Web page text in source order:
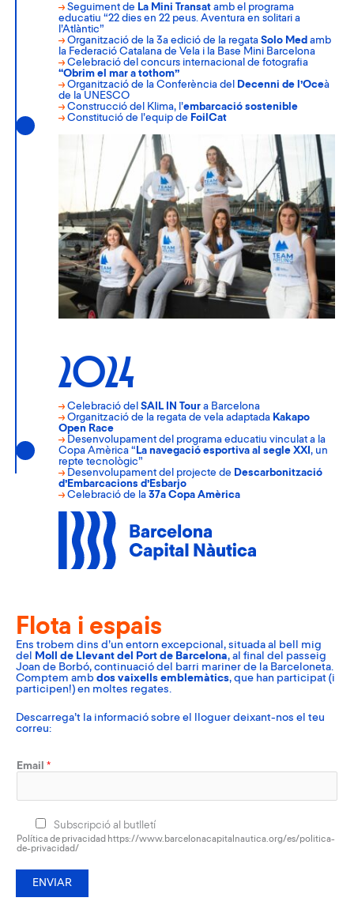
→ Seguiment de La Mini Transat amb el programa
educatiu “22 dies en 22 peus. Aventura en solitari a
l’Atlàntic”
→ Organització de la 3a edició de la regata Solo Med amb
la Federació Catalana de Vela i la Base Mini Barcelona
→ Celebració del concurs internacional de fotografia
“Obrim el mar a tothom”
→ Organització de la Conferència del Decenni de l’Oceà
de la UNESCO
→ Construcció del Klima, l’embarcació sostenible
→ Constitució de l’equip de FoilCat
2024
→ Celebració del SAIL IN Tour a Barcelona
→ Organització de la regata de vela adaptada Kakapo
Open Race
→ Desenvolupament del programa educatiu vinculat a la
Copa Amèrica “ La navegació esportiva al segle XXI , un
repte tecnològic”
→ Desenvolupament del projecte de Descarbonització
d’Embarcacions d’Esbarjo
→ Celebració de la 37a Copa Amèrica
Flota i espais
Ens trobem dins d’un entorn excepcional, situada al bell mig
del
Moll de Llevant del Port de Barcelona, ​​al final del passeig
Joan de Borbó, continuació del barri mariner de la Barceloneta.
Comptem amb dos vaixells emblemàtics, que han participat (i
participen!) en moltes regates.
Descarrega’t la informació sobre el lloguer deixant-nos el teu
correu:
Email *
Subscripció al butlletí
Política de privacidad https://www.barcelonacapitalnautica.org/es/politica-
de-privacidad/
ENVIAR